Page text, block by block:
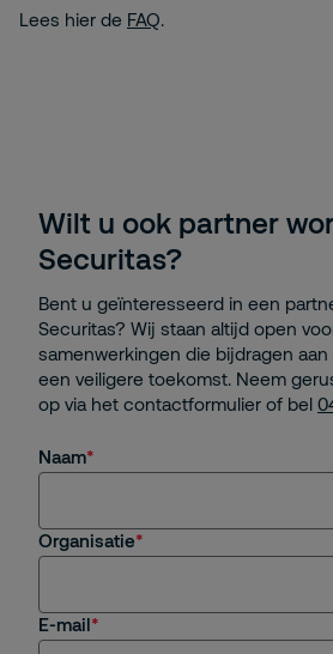
Lees hier de FAQ.
Wilt u ook partner
Securitas?
Bent u geïnteresseerd in een
Securitas? Wij staan altijd open
samenwerkingen die bijdragen
een veiligere toekomst. Neem
op via het contactformulier of bel
Naam
Organisatie
E-mail